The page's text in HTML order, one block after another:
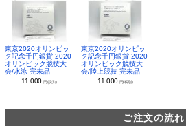
東京2020オリンピッ
ク記念千円銀貨 2020
オリンピック競技大
会/水泳 完未品
11,000円(税別)
東京2020オリンピッ
ク記念千円銀貨 2020
オリンピック競技大
会/陸上競技 完未品
11,000 円(税別)
ご注文の流れ